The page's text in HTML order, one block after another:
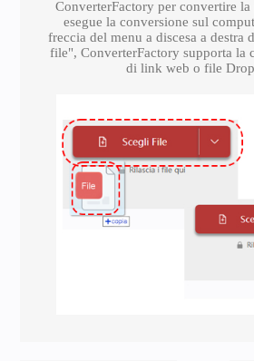
ConverterFactory per convertire la
esegue la conversione sul
freccia del menu a discesa a destra
file", ConverterFactory supporta la
di link web o file